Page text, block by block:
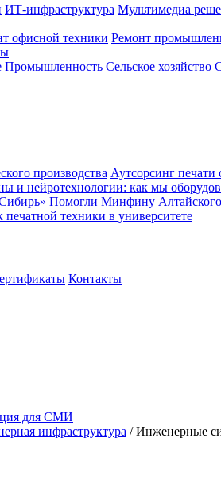
ИТ-инфраструктура Мультимедиа
офисной техники Ремонт
Промышленность Сельское хозяйство
производства Аутсорсинг
и нейротехнологии: как мы
Помогли Минфину Алтайского
техники в университете
Контакты
для СМИ
инфраструктура / Инженерные